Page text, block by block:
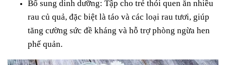
Bổ sung dinh dưỡng: Tập cho trẻ thói quen ăn nhiều
rau củ quả, đặc biệt là táo và các loại rau tươi, giúp
tăng cường sức đề kháng và hỗ trợ phòng ngừa hen
phế quản.